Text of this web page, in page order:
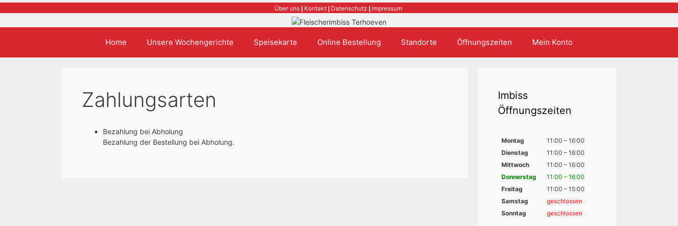
Zum
Inhalt
springen
Über uns Kontakt Datenschutz Impressum
Home Unsere Wochengerichte Speisekarte Online Bestellung Standorte Öffnungszeiten Mein Konto
Zahlungsarten
Bezahlung bei Abholung
Bezahlung der Bestellung bei Abholung.
Imbiss
Öffnungszeiten
Montag
11:00 – 16:00
Dienstag
11:00 – 16:00
Mittwoch
11:00 – 16:00
Donnerstag
11:00 – 16:00
Freitag
11:00 – 15:00
Samstag
geschlossen
Sonntag
geschlossen